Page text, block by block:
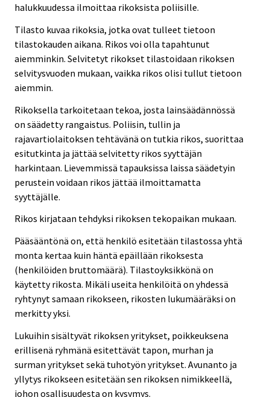
halukkuudessa ilmoittaa rikoksista poliisille.
Tilasto kuvaa rikoksia, jotka ovat tulleet tietoon
tilastokauden aikana. Rikos voi olla tapahtunut
aiemminkin. Selvitetyt rikokset tilastoidaan rikoksen
selvitysvuoden mukaan, vaikka rikos olisi tullut tietoon
aiemmin.
Rikoksella tarkoitetaan tekoa, josta lainsäädännössä
on säädetty rangaistus. Poliisin, tullin ja
rajavartiolaitoksen tehtävänä on tutkia rikos, suorittaa
esitutkinta ja jättää selvitetty rikos syyttäjän
harkintaan. Lievemmissä tapauksissa laissa säädetyin
perustein voidaan rikos jättää ilmoittamatta
syyttäjälle.
Rikos kirjataan tehdyksi rikoksen tekopaikan mukaan.
Pääsääntönä on, että henkilö esitetään tilastossa yhtä
monta kertaa kuin häntä epäillään rikoksesta
(henkilöiden bruttomäärä). Tilastoyksikkönä on
käytetty rikosta. Mikäli useita henkilöitä on yhdessä
ryhtynyt samaan rikokseen, rikosten lukumääräksi on
merkitty yksi.
Lukuihin sisältyvät rikoksen yritykset, poikkeuksena
erillisenä ryhmänä esitettävät tapon, murhan ja
surman yritykset sekä tuhotyön yritykset. Avunanto ja
yllytys rikokseen esitetään sen rikoksen nimikkeellä,
johon osallisuudesta on kysymys.